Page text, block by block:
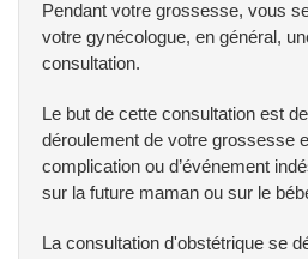
Pendant votre grossesse, vous
votre gynécologue, en général,
consultation.
Le but de cette consultation est
déroulement de votre grossesse
complication ou d’événement
sur la future maman ou sur le
La consultation d'obstétrique se